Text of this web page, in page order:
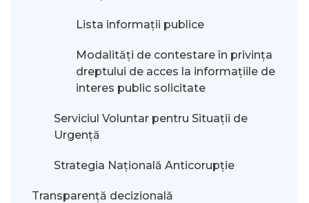
Lista informații publice
Modalităţi de contestare în privinţa
dreptului de acces la informaţiile de
interes public solicitate
Serviciul Voluntar pentru Situații de
Urgență
Strategia Națională Anticorupție
Transparență decizională